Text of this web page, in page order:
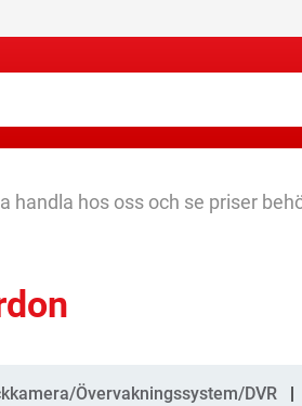
handla hos oss och se priser
Övervakningssystem/DVR